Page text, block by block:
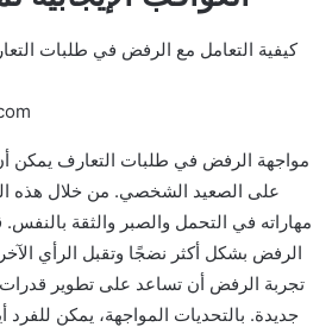
مواجهة الرفض في طلبات التعارف يمكن
على الصعيد الشخصي. من خلال هذه
مهاراته في التحمل والصبر والثقة بالنفس.
الرفض بشكل أكثر نضجًا وتقبل الرأي
تجربة الرفض أن تساعد على تطوير
جديدة. بالتحديات المواجهة، يمكن